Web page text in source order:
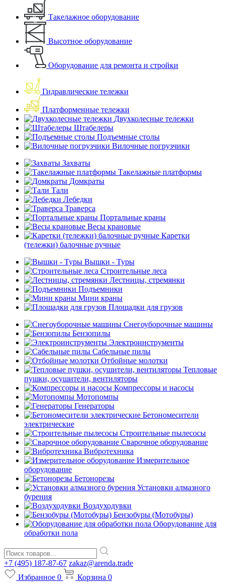
Такелажное оборудование
Высотное оборудование
Оборудование для ремонта и стройки
Гидравлические тележки
Платформенные тележки
Двухколесные тележки
Штабелеры
Подъемные столы
Вилочные погрузчики
Захваты
Такелажные платформы
Домкраты
Тали
Лебедки
Траверса
Портальные краны
Весы крановые
Каретки
(тележки) балочные ручные
Вышки - Туры
Строительные леса
Лестницы, стремянки
Подъемники
Мини краны
Площадки для грузов
Снегоуборочные машины
Бензопилы
Электроинструменты
Сабельные пилы
Отбойные молотки
Тепловые
пушки, осушители, вентиляторы
Компрессоры и насосы
Мотопомпы
Генераторы
Бетономесители
электрические
Строительные пылесосы
Сварочное оборудование
Вибротехника
Измерительное
оборудование
Бетонорезы
Установки алмазного
бурения
Воздуходувки
Бензобуры (Мотобуры)
Оборудование для
обработки пола
+7 (495) 187-87-67 zakaz@arenda.trade
Избранное 0 Корзина 0